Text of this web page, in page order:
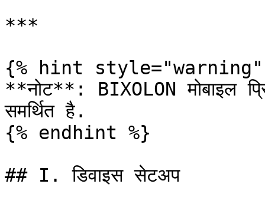
***
{% hint style="warning"
**नोट**: BIXOLON मोबाइल
समर्थित है.
{% endhint %}
## I. डिवाइस सेटअप